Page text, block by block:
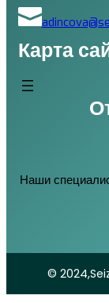
Карта
Наши
©